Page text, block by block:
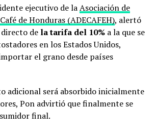
ejecutivo de laAsociación de
de Honduras (ADECAFEH), alertó
de la tarifa del 10%a la que se
en los Estados Unidos,
el grano desde países
adicional será absorbido inicialmente
Pon advirtió que finalmente se
final.